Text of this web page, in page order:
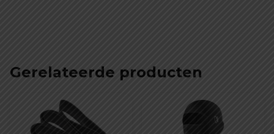
Gerelateerde producten